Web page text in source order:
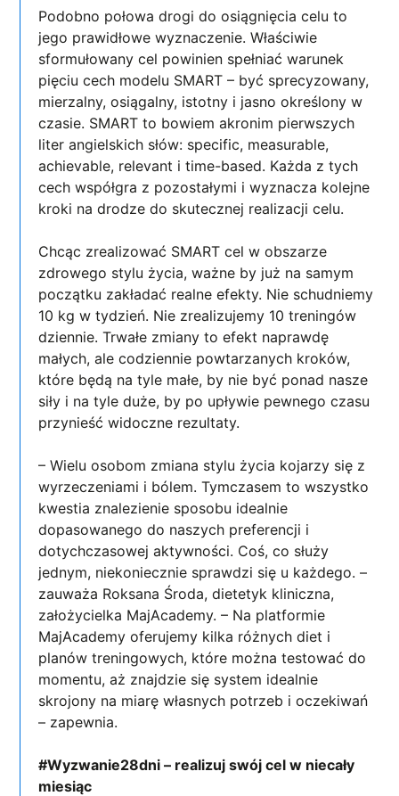
Podobno połowa drogi do osiągnięcia celu to
jego prawidłowe wyznaczenie. Właściwie
sformułowany cel powinien spełniać warunek
pięciu cech modelu SMART – być sprecyzowany,
mierzalny, osiągalny, istotny i jasno określony w
czasie. SMART to bowiem akronim pierwszych
liter angielskich słów: specific, measurable,
achievable, relevant i time-based. Każda z tych
cech współgra z pozostałymi i wyznacza kolejne
kroki na drodze do skutecznej realizacji celu.
Chcąc zrealizować SMART cel w obszarze
zdrowego stylu życia, ważne by już na samym
początku zakładać realne efekty. Nie schudniemy
10 kg w tydzień. Nie zrealizujemy 10 treningów
dziennie. Trwałe zmiany to efekt naprawdę
małych, ale codziennie powtarzanych kroków,
które będą na tyle małe, by nie być ponad nasze
siły i na tyle duże, by po upływie pewnego czasu
przynieść widoczne rezultaty.
– Wielu osobom zmiana stylu życia kojarzy się z
wyrzeczeniami i bólem. Tymczasem to wszystko
kwestia znalezienie sposobu idealnie
dopasowanego do naszych preferencji i
dotychczasowej aktywności. Coś, co służy
jednym, niekoniecznie sprawdzi się u każdego. –
zauważa Roksana Środa, dietetyk kliniczna,
założycielka MajAcademy. – Na platformie
MajAcademy oferujemy kilka różnych diet i
planów treningowych, które można testować do
momentu, aż znajdzie się system idealnie
skrojony na miarę własnych potrzeb i oczekiwań
– zapewnia.
#Wyzwanie28dni – realizuj swój cel w niecały
miesiąc